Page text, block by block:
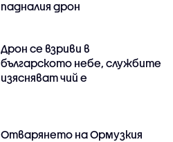
падналия дрон
Дрон се взриви в
българското небе, службите
изясняват чий е
Отварянето на Ормузкия